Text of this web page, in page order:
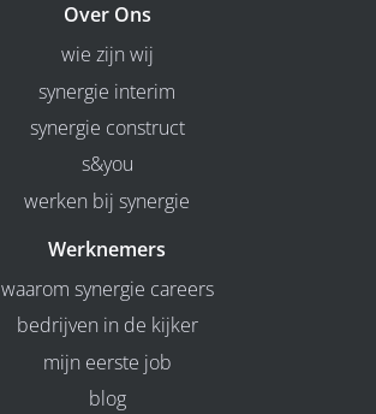
Over Ons
wie zijn wij
synergie interim
synergie construct
s&you
werken bij synergie
Werknemers
waarom synergie careers
bedrijven in de kijker
mijn eerste job
blog